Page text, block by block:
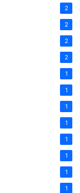
2
2
2
2
1
1
1
1
1
1
1
1